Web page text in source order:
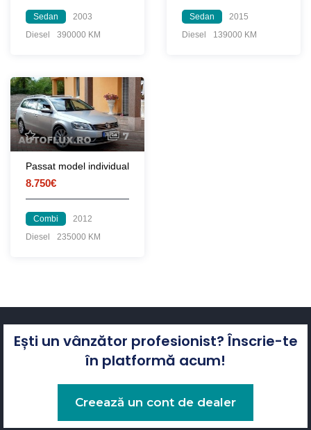
Sedan
2003
Diesel
390000 KM
Sedan
2015
Diesel
139000 KM
7
Passat model individual
8.750€
Combi
2012
Diesel
235000 KM
Ești un vânzător profesionist? Înscrie-te
în platformă acum!
Creează un cont de dealer